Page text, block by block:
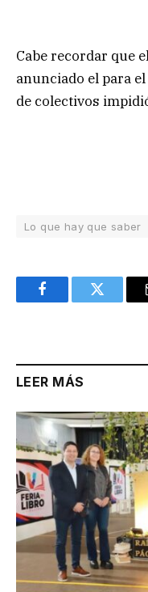
Cabe recordar que
anunciado el para
de colectivos
Lo que hay que saber
FacebookTwitter
LEER MÁS